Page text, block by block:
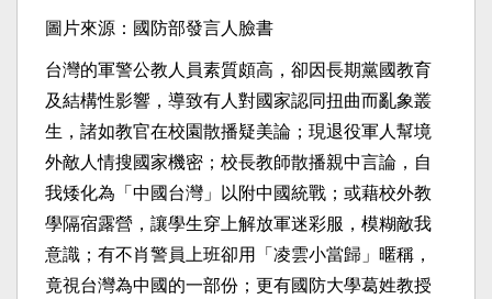
圖片來源：國防部發言人臉書
台灣的軍警公教人員素質頗高，卻因長期黨國教育
及結構性影響，導致有人對國家認同扭曲而亂象叢
生，諸如教官在校園散播疑美論；現退役軍人幫境
外敵人情搜國家機密；校長教師散播親中言論，自
我矮化為「中國台灣」以附中國統戰；或藉校外教
學隔宿露營，讓學生穿上解放軍迷彩服，模糊敵我
意識；有不肖警員上班卻用「凌雲小當歸」暱稱，
竟視台灣為中國的一部份；更有國防大學葛姓教授